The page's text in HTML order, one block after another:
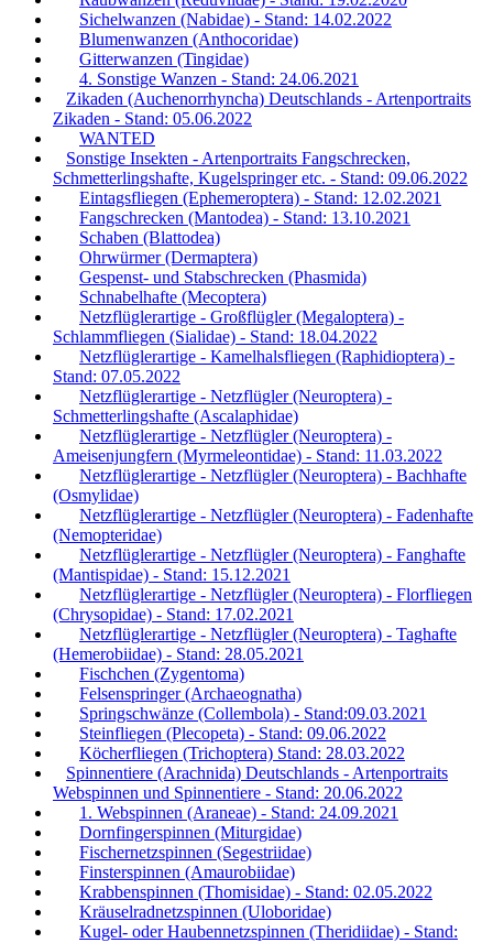
Sichelwanzen (Nabidae) - Stand: 14.02.2022
Blumenwanzen (Anthocoridae)
Gitterwanzen (Tingidae)
4. Sonstige Wanzen - Stand: 24.06.2021
Zikaden (Auchenorrhyncha) Deutschlands - Artenportraits
Zikaden - Stand: 05.06.2022
WANTED
Sonstige Insekten - Artenportraits Fangschrecken,
Schmetterlingshafte, Kugelspringer etc. - Stand: 09.06.2022
Eintagsfliegen (Ephemeroptera) - Stand: 12.02.2021
Fangschrecken (Mantodea) - Stand: 13.10.2021
Schaben (Blattodea)
Ohrwürmer (Dermaptera)
Gespenst- und Stabschrecken (Phasmida)
Schnabelhafte (Mecoptera)
Netzflüglerartige - Großflügler (Megaloptera) -
Schlammfliegen (Sialidae) - Stand: 18.04.2022
Netzflüglerartige - Kamelhalsfliegen (Raphidioptera) -
Stand: 07.05.2022
Netzflüglerartige - Netzflügler (Neuroptera) -
Schmetterlingshafte (Ascalaphidae)
Netzflüglerartige - Netzflügler (Neuroptera) -
Ameisenjungfern (Myrmeleontidae) - Stand: 11.03.2022
Netzflüglerartige - Netzflügler (Neuroptera) - Bachhafte
(Osmylidae)
Netzflüglerartige - Netzflügler (Neuroptera) - Fadenhafte
(Nemopteridae)
Netzflüglerartige - Netzflügler (Neuroptera) - Fanghafte
(Mantispidae) - Stand: 15.12.2021
Netzflüglerartige - Netzflügler (Neuroptera) - Florfliegen
(Chrysopidae) - Stand: 17.02.2021
Netzflüglerartige - Netzflügler (Neuroptera) - Taghafte
(Hemerobiidae) - Stand: 28.05.2021
Fischchen (Zygentoma)
Felsenspringer (Archaeognatha)
Springschwänze (Collembola) - Stand:09.03.2021
Steinfliegen (Plecopeta) - Stand: 09.06.2022
Köcherfliegen (Trichoptera) Stand: 28.03.2022
Spinnentiere (Arachnida) Deutschlands - Artenportraits
Webspinnen und Spinnentiere - Stand: 20.06.2022
1. Webspinnen (Araneae) - Stand: 24.09.2021
Dornfingerspinnen (Miturgidae)
Fischernetzspinnen (Segestriidae)
Finsterspinnen (Amaurobiidae)
Krabbenspinnen (Thomisidae) - Stand: 02.05.2022
Kräuselradnetzspinnen (Uloboridae)
Kugel- oder Haubennetzspinnen (Theridiidae) - Stand: